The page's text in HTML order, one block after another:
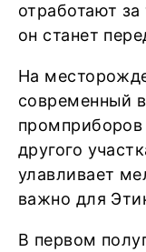
отработают за
он станет
На
современный
другого
улавливает
важно для
В первом